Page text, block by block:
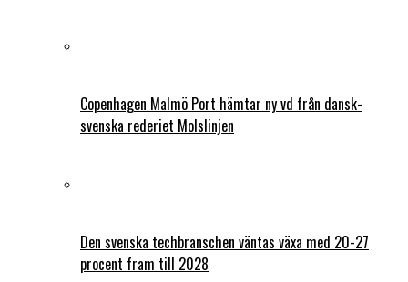
Copenhagen Malmö Port hämtar ny vd från dansk-
svenska rederiet Molslinjen
Den svenska techbranschen väntas växa med 20-27
procent fram till 2028